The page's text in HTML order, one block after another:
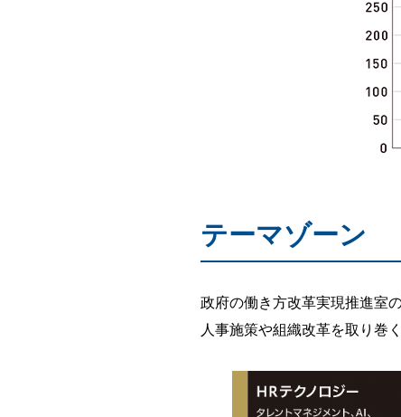
テーマゾーン
政府の働き方改革実現推進室
人事施策や組織改革を取り巻